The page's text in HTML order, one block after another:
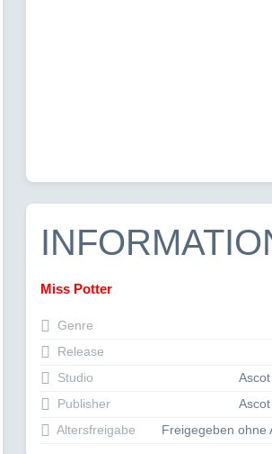
Miss Potter
Genre
Release
Studio
Publisher
Altersfreigabe
Freigegeben ohne